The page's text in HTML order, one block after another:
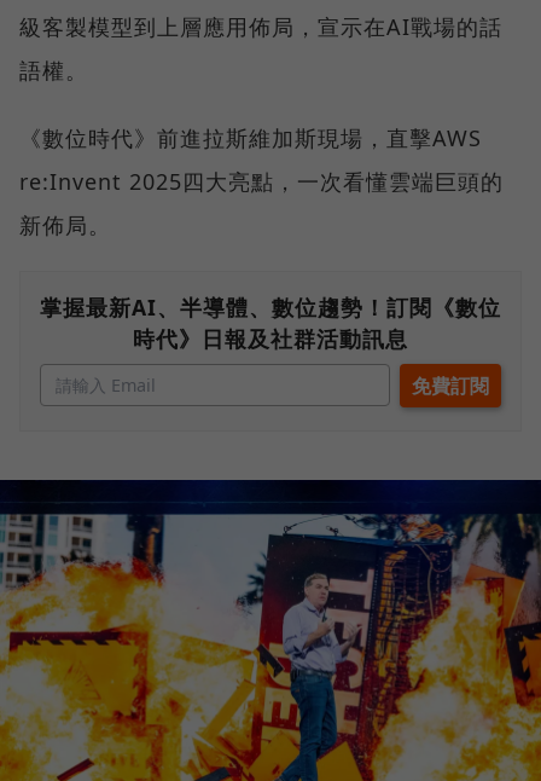
級客製模型到上層應用佈局，宣示在AI戰場的話
語權。
《數位時代》前進拉斯維加斯現場，直擊AWS
re:Invent 2025四大亮點，一次看懂雲端巨頭的
新佈局。
掌握最新AI、半導體、數位趨勢！訂閱《數位
時代》日報及社群活動訊息